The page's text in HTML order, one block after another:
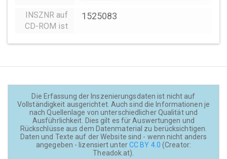
INSZNR auf
CD-ROM ist
1525083
Die Erfassung der Inszenierungsdaten ist nicht auf
Vollständigkeit ausgerichtet. Auch sind die Informationen je
nach Quellenlage von unterschiedlicher Qualität und
Ausführlichkeit. Dies gilt es für Auswertungen und
Rückschlüsse aus dem Datenmaterial zu berücksichtigen.
Daten und Texte auf der Website sind - wenn nicht anders
angegeben - lizensiert unterCC BY 4.0 (Creator:
Theadok.at).